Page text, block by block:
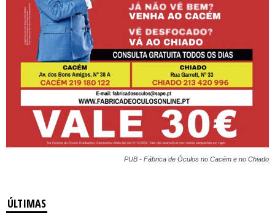
PUB - Fábrica de Óculos no Cacém e no Chiado
ÚLTIMAS